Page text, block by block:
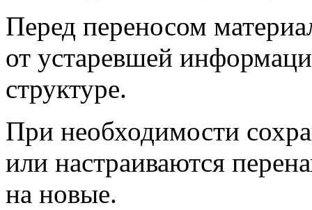
Перед переносом
от устаревшей
структуре.
При необходимости
или настраиваются
на новые.